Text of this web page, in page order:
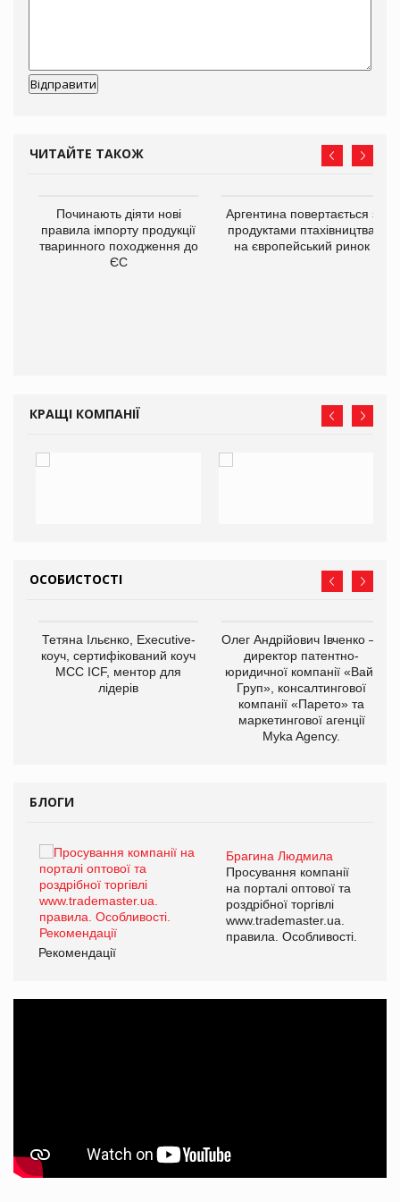
ЧИТАЙТЕ ТАКОЖ
Починають діяти нові
правила імпорту продукції
тваринного походження до
ЄС
Аргентина повертається з
продуктами птахівництва
на європейський ринок
КРАЩІ КОМПАНІЇ
ОСОБИСТОСТІ
Тетяна Ільєнко, Executive-
коуч, сертифікований коуч
МСС ICF, ментор для
лідерів
Олег Андрійович Івченко —
директор патентно-
юридичної компанії «Вайз
Груп», консалтингової
компанії «Парето» та
маркетингової агенції
Myka Agency.
БЛОГИ
Брагина Людмила
Просування компанії
на порталі оптової та
роздрібної торгівлі
www.trademaster.ua.
правила. Особливості.
Рекомендації